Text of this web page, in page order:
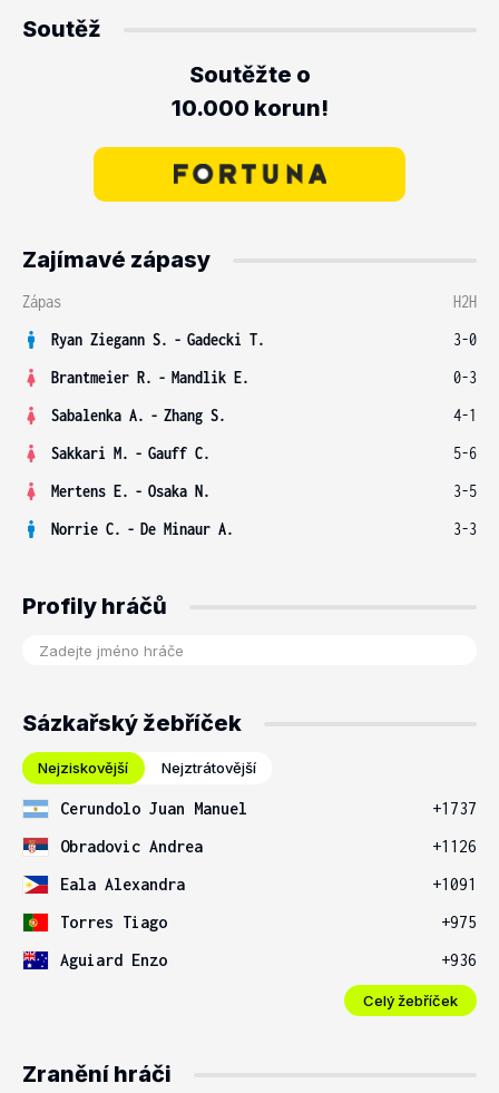
Soutěž
Soutěžte o
10.000 korun!
Zajímavé zápasy
Zápas
H2H
Ryan Ziegann S. - Gadecki T.
3-0
Brantmeier R. - Mandlik E.
0-3
Sabalenka A. - Zhang S.
4-1
Sakkari M. - Gauff C.
5-6
Mertens E. - Osaka N.
3-5
Norrie C. - De Minaur A. 3-3
Profily hráčů
Sázkařský žebříček
Nejziskovější Nejztrátovější
Cerundolo Juan Manuel
+1737
Obradovic Andrea
+1126
Eala Alexandra
+1091
Torres Tiago
+975
Aguiard Enzo
+936
Celý žebříček
Zranění hráči